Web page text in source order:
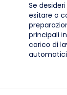
Se
esitare a
principali
carico di